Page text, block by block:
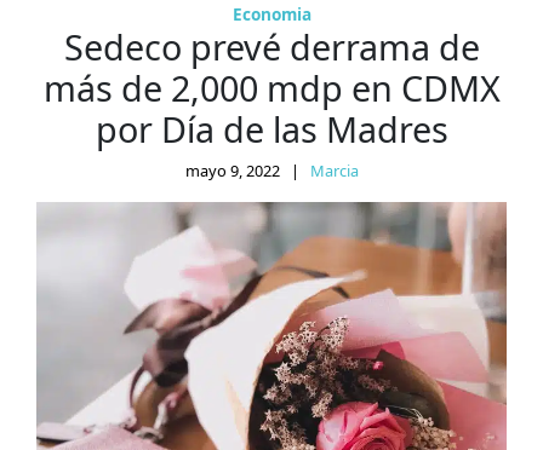
Economia
Sedeco prevé derrama de
más de 2,000 mdp en CDMX
por Día de las Madres
mayo 9, 2022 | Marcia